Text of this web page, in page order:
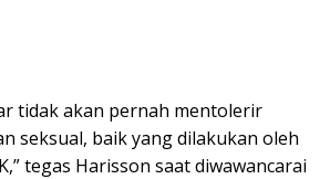
tidak akan pernah mentolerir
seksual, baik yang dilakukan oleh
tegas Harisson saat diwawancarai